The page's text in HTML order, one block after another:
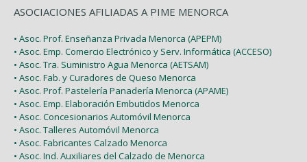
ASOCIACIONES AFILIADAS A PIME MENORCA
• Asoc. Prof. Enseñanza Privada Menorca (APEPM)
• Asoc. Emp. Comercio Electrónico y Serv. Informática (ACCESO)
• Asoc. Tra. Suministro Agua Menorca (AETSAM)
• Asoc. Fab. y Curadores de Queso Menorca
• Asoc. Prof. Pastelería Panadería Menorca (APAME)
• Asoc. Emp. Elaboración Embutidos Menorca
• Asoc. Concesionarios Automóvil Menorca
• Asoc. Talleres Automóvil Menorca
• Asoc. Fabricantes Calzado Menorca
• Asoc. Ind. Auxiliares del Calzado de Menorca